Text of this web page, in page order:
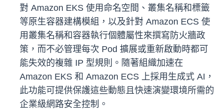
對 Amazon EKS 使用命名空間、叢集名稱和標籤
等原生容器建構模組，以及針對 Amazon ECS 使
用叢集名稱和容器執行個體屬性來撰寫防火牆政
策，而不必管理每次 Pod 擴展或重新啟動時都可
能失效的複雜 IP 型規則。隨著組織加速在
Amazon EKS 和 Amazon ECS 上採用生成式 AI，
此功能可提供保護這些動態且快速演變環境所需的
企業級網路安全控制。